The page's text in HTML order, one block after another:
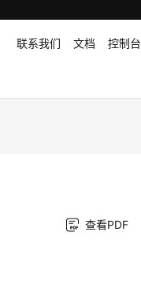
联系我们 文档 控制台
查看PDF